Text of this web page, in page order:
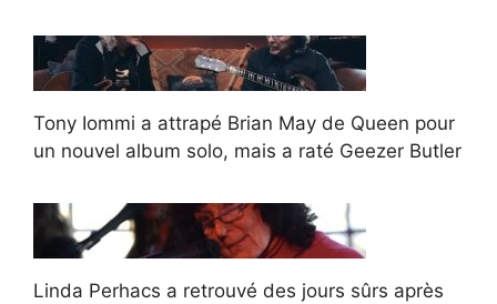
Tony Iommi a attrapé Brian May de Queen pour
un nouvel album solo, mais a raté Geezer Butler
Linda Perhacs a retrouvé des jours sûrs après